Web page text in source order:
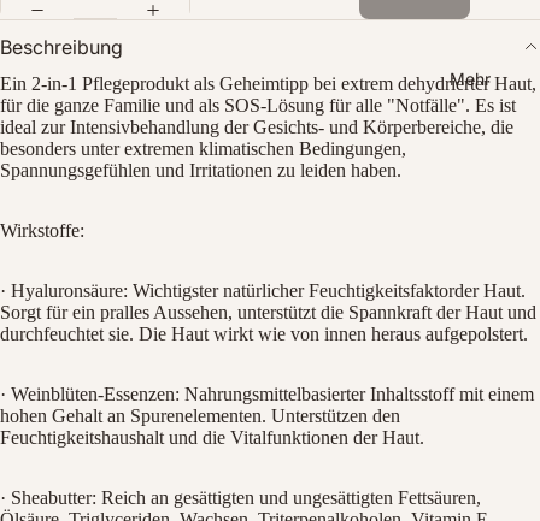
Mehr
im
Vollbildmodus
öffnen
Beschreibung
Ein 2-in-1 Pflegeprodukt als Geheimtipp bei extrem dehydrierter Haut,
für die ganze Familie und als SOS-Lösung für alle "Notfälle". Es ist
ideal zur Intensivbehandlung der Gesichts- und Körperbereiche, die
besonders unter extremen klimatischen Bedingungen,
Spannungsgefühlen und Irritationen zu leiden haben.
Wirkstoffe:
· Hyaluronsäure: Wichtigster natürlicher Feuchtigkeitsfaktorder Haut.
Sorgt für ein pralles Aussehen, unterstützt die Spannkraft der Haut und
durchfeuchtet sie. Die Haut wirkt wie von innen heraus aufgepolstert.
· Weinblüten-Essenzen: Nahrungsmittelbasierter Inhaltsstoff mit einem
hohen Gehalt an Spurenelementen. Unterstützen den
Feuchtigkeitshaushalt und die Vitalfunktionen der Haut.
· Sheabutter: Reich an gesättigten und ungesättigten Fettsäuren,